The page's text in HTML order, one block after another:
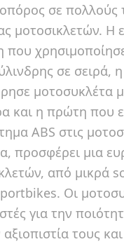
σε πολλούς
μοτοσικλετών. Η
που
σε σειρά,
μοτοσυκλέτα
και η πρώτη που
ABS στις
προσφέρει μια
από μικρά
Οι
για την
τους και